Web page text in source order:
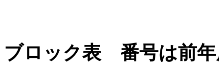
ブロック表 番号は前年